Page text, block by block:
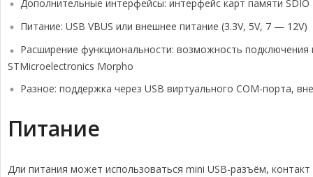
Дополнительные интерфейсы: интерфейс карт памяти SDIO
Питание: USB VBUS или внешнее питание (3.3V, 5V, 7 — 12V)
Расширение функциональности: возможность
STMicroelectronics Morpho
Разное: поддержка через USB виртуального COM-порта,
Питание
Дли питания может использоваться mini USB-разъём,